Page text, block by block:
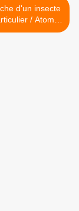
d'un insecte
/ Atom
Hanneton Vs.